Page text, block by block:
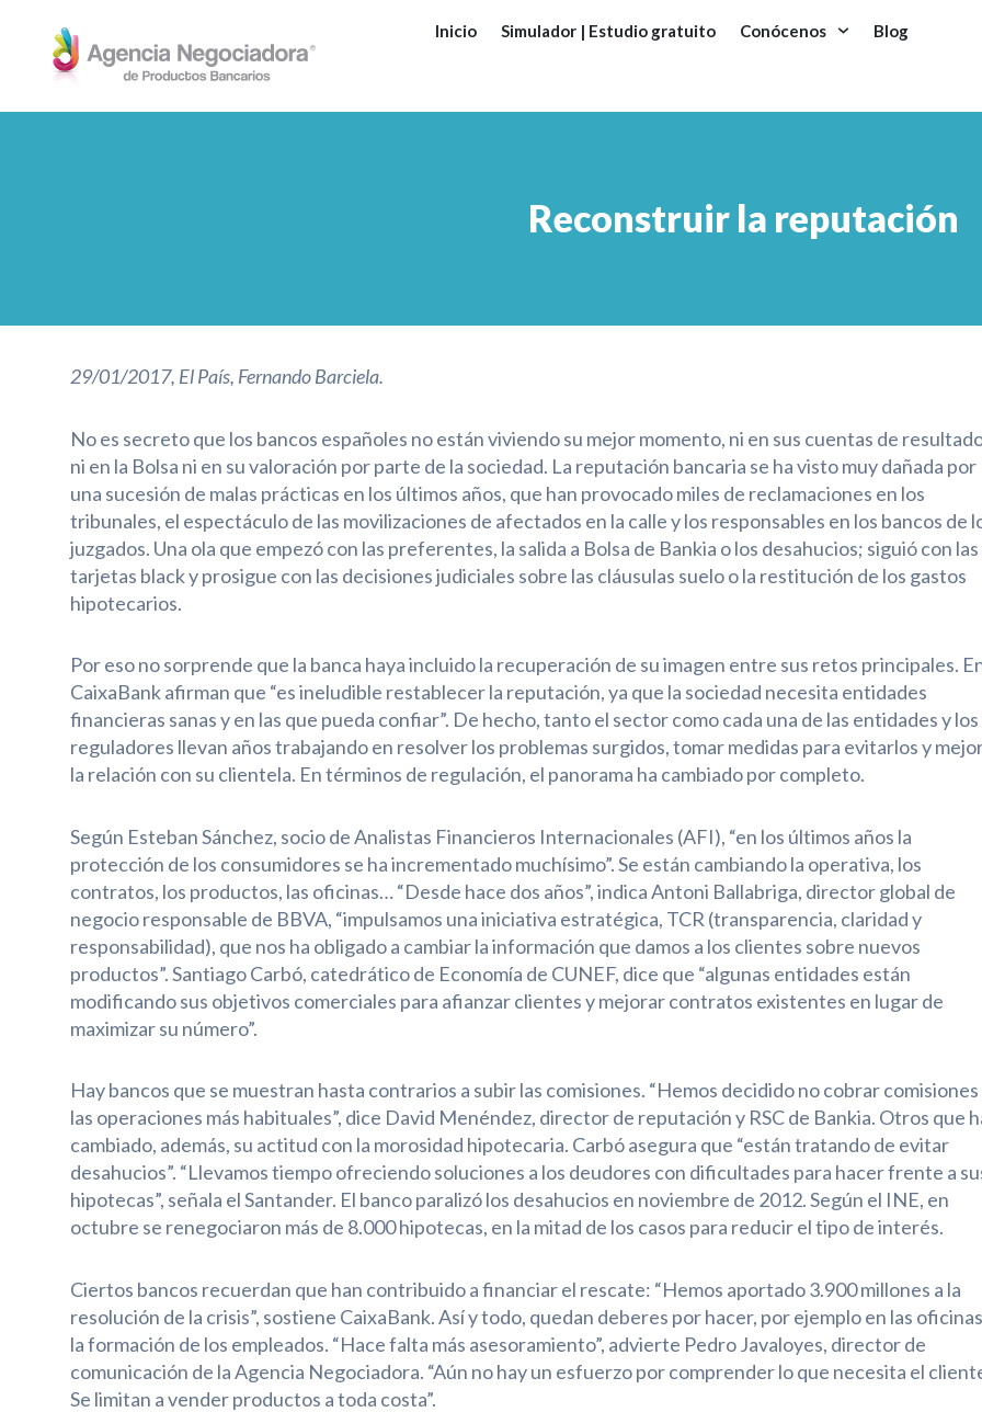
contenido
Inicio Simulador | Estudio gratuito Conócenos Blog
Reconstruir la reputación
29/01/2017, El País, Fernando Barciela.
No es secreto que los bancos españoles no están viviendo su mejor momento, ni en sus cuentas de
ni en la Bolsa ni en su valoración por parte de la sociedad. La reputación bancaria se ha visto muy dañada por
una sucesión de malas prácticas en los últimos años, que han provocado miles de reclamaciones en los
tribunales, el espectáculo de las movilizaciones de afectados en la calle y los responsables en los bancos de
juzgados. Una ola que empezó con las preferentes, la salida a Bolsa de Bankia o los desahucios; siguió con las
tarjetas black y prosigue con las decisiones judiciales sobre las cláusulas suelo o la restitución de los gastos
hipotecarios.
Por eso no sorprende que la banca haya incluido la recuperación de su imagen entre sus retos principales.
CaixaBank afirman que “es ineludible restablecer la reputación, ya que la sociedad necesita entidades
financieras sanas y en las que pueda confiar”. De hecho, tanto el sector como cada una de las entidades y los
reguladores llevan años trabajando en resolver los problemas surgidos, tomar medidas para evitarlos y
la relación con su clientela. En términos de regulación, el panorama ha cambiado por completo.
Según Esteban Sánchez, socio de Analistas Financieros Internacionales (AFI), “en los últimos años la
protección de los consumidores se ha incrementado muchísimo”. Se están cambiando la operativa, los
contratos, los productos, las oficinas… “Desde hace dos años”, indica Antoni Ballabriga, director global de
negocio responsable de BBVA, “impulsamos una iniciativa estratégica, TCR (transparencia, claridad y
responsabilidad), que nos ha obligado a cambiar la información que damos a los clientes sobre nuevos
productos”. Santiago Carbó, catedrático de Economía de CUNEF, dice que “algunas entidades están
modificando sus objetivos comerciales para afianzar clientes y mejorar contratos existentes en lugar de
maximizar su número”.
Hay bancos que se muestran hasta contrarios a subir las comisiones. “Hemos decidido no cobrar comisiones
las operaciones más habituales”, dice David Menéndez, director de reputación y RSC de Bankia. Otros que
cambiado, además, su actitud con la morosidad hipotecaria. Carbó asegura que “están tratando de evitar
desahucios”. “Llevamos tiempo ofreciendo soluciones a los deudores con dificultades para hacer frente a
hipotecas”, señala el Santander. El banco paralizó los desahucios en noviembre de 2012. Según el INE, en
octubre se renegociaron más de 8.000 hipotecas, en la mitad de los casos para reducir el tipo de interés.
Ciertos bancos recuerdan que han contribuido a financiar el rescate: “Hemos aportado 3.900 millones a la
resolución de la crisis”, sostiene CaixaBank. Así y todo, quedan deberes por hacer, por ejemplo en las
la formación de los empleados. “Hace falta más asesoramiento”, advierte Pedro Javaloyes, director de
comunicación de la Agencia Negociadora. “Aún no hay un esfuerzo por comprender lo que necesita el
Se limitan a vender productos a toda costa”.